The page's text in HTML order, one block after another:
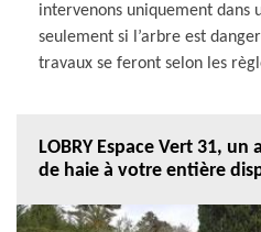
intervenons uniquement dans
seulement si l’arbre est
travaux se feront selon les
LOBRY Espace Vert 31,
de haie à votre entière